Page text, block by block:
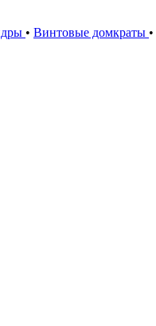
• Винтовые домкраты •